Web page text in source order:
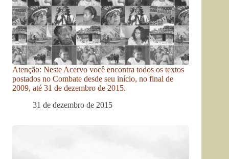
Atenção: Neste Acervo você encontra todos os textos
postados no Combate desde seu início, no final de
2009, até 31 de dezembro de 2015.
31 de dezembro de 2015